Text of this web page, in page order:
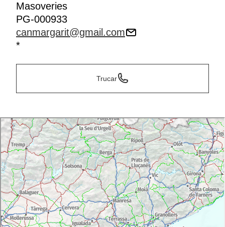
Masoveries
PG-000933
canmargarit@gmail.com
*
Trucar